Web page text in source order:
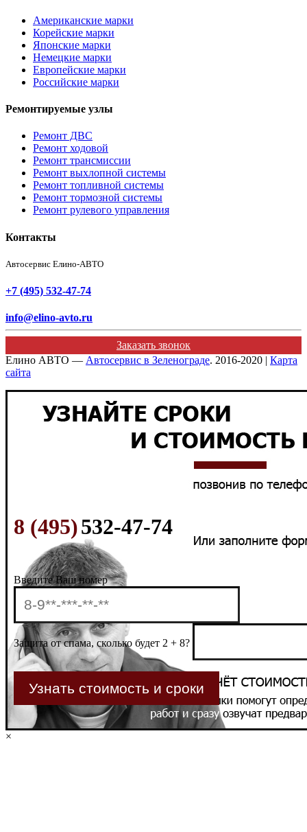
Американские марки
Корейские марки
Японские марки
Немецкие марки
Европейские марки
Российские марки
Ремонтируемые узлы
Ремонт ДВС
Ремонт ходовой
Ремонт трансмиссии
Ремонт выхлопной системы
Ремонт топливной системы
Ремонт тормозной системы
Ремонт рулевого управления
Контакты
Автосервис Елино-АВТО
+7 (495) 532-47-74
info@elino-avto.ru
Заказать звонок
Елино АВТО — Автосервис в Зеленограде. 2016-2020 | Карта
сайта
8 (495)532-47-74
Введите Ваш номер
Защита от спама, сколько будет 2 + 8?
×